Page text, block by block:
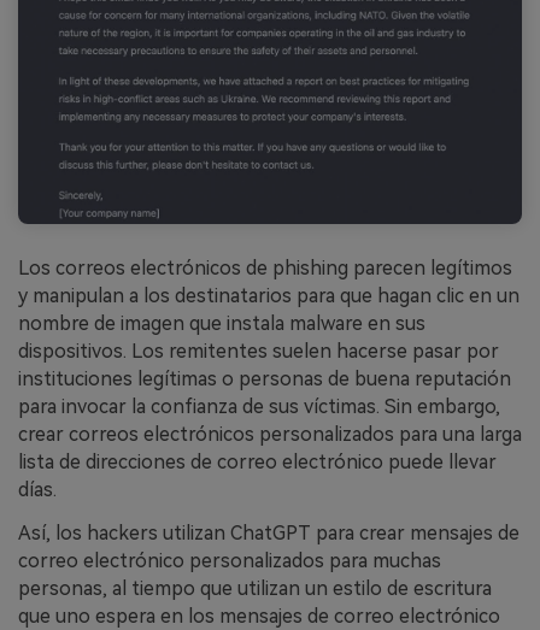
Los correos electrónicos de phishing parecen legítimos
y manipulan a los destinatarios para que hagan clic en un
nombre de imagen que instala malware en sus
dispositivos. Los remitentes suelen hacerse pasar por
instituciones legítimas o personas de buena reputación
para invocar la confianza de sus víctimas. Sin embargo,
crear correos electrónicos personalizados para una larga
lista de direcciones de correo electrónico puede llevar
días.
Así, los hackers utilizan ChatGPT para crear mensajes de
correo electrónico personalizados para muchas
personas, al tiempo que utilizan un estilo de escritura
que uno espera en los mensajes de correo electrónico